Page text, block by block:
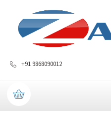
+91 9868090012